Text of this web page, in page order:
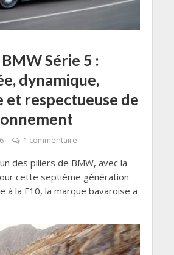
Série 5 :
dynamique,
respectueuse de
1 commentaire
des piliers de BMW, avec la
cette septième génération
à la F10, la marque bavaroise a